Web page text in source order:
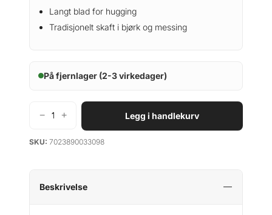
Langt blad for hugging
Tradisjonelt skaft i bjørk og messing
På fjernlager (2-3 virkedager)
l
− + Legg i handlekurv
SKU: 7023890033098
Beskrivelse